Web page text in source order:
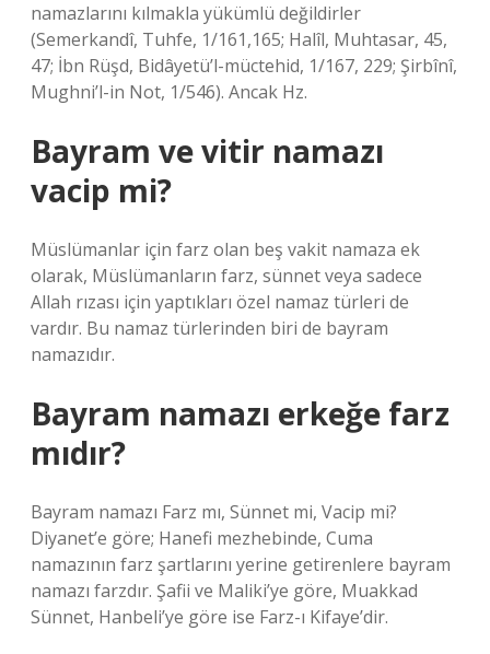
namazlarını kılmakla yükümlü değildirler
(Semerkandî, Tuhfe, 1/161,165; Halîl, Muhtasar, 45,
47; İbn Rüşd, Bidâyetü’l-müctehid, 1/167, 229; Şirbînî,
Mughni’l-in Not, 1/546). Ancak Hz.
Bayram ve vitir namazı
vacip mi?
Müslümanlar için farz olan beş vakit namaza ek
olarak, Müslümanların farz, sünnet veya sadece
Allah rızası için yaptıkları özel namaz türleri de
vardır. Bu namaz türlerinden biri de bayram
namazıdır.
Bayram namazı erkeğe farz
mıdır?
Bayram namazı Farz mı, Sünnet mi, Vacip mi?
Diyanet’e göre; Hanefi mezhebinde, Cuma
namazının farz şartlarını yerine getirenlere bayram
namazı farzdır. Şafii ve Maliki’ye göre, Muakkad
Sünnet, Hanbeli’ye göre ise Farz-ı Kifaye’dir.